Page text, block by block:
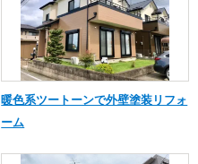
暖色系ツートーンで外壁塗装リフォ
ーム